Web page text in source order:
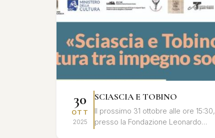
30
OTT
2025
SCIASCIA E TOBINO
Il prossimo 31 ottobre alle ore 15:30,
presso la Fondazione Leonardo